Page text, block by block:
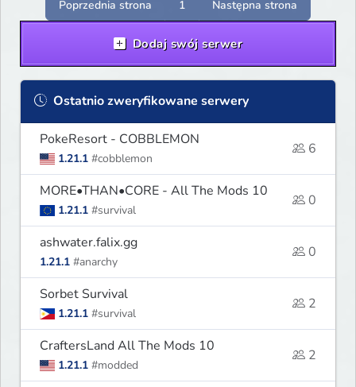
Poprzednia strona 1 Następna strona
Dodaj swój serwer
Ostatnio zweryfikowane serwery
PokeResort - COBBLEMON
1.21.1 #cobblemon
6
MORE•THAN•CORE - All The Mods 10
1.21.1 #survival
0
ashwater.falix.gg
1.21.1 #anarchy
0
Sorbet Survival
1.21.1 #survival
2
CraftersLand All The Mods 10
1.21.1 #modded
2